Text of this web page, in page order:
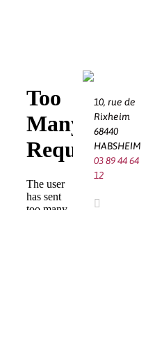
10, rue de
Rixheim
68440
HABSHEIM
03 89 44 64
12